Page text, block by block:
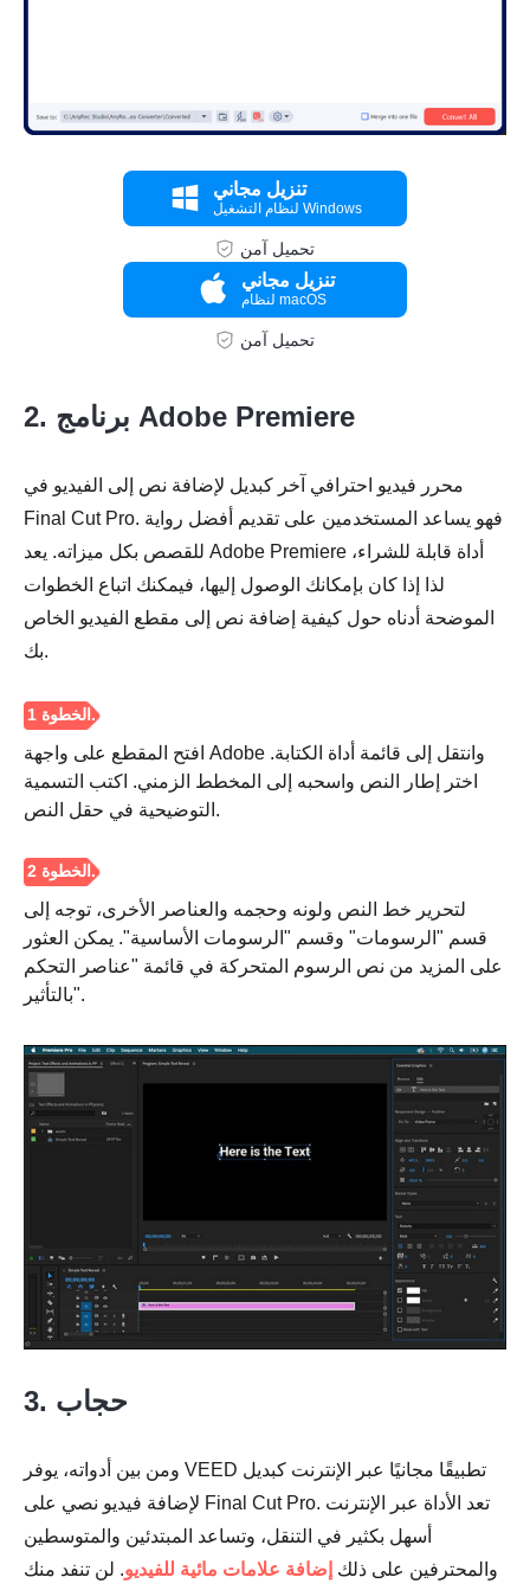
الخطوه 3.
تنزيل مجاني
لنظام التشغيل Windows
تحميل آمن
تنزيل مجاني
لنظام macOS
تحميل آمن
2. برنامج Adobe Premiere
محرر فيديو احترافي آخر كبديل لإضافة نص إلى الفيديو في
Final Cut Pro. فهو يساعد المستخدمين على تقديم أفضل رواية
للقصص بكل ميزاته. يعد Adobe Premiere أداة قابلة للشراء،
لذا إذا كان بإمكانك الوصول إليها، فيمكنك اتباع الخطوات
الموضحة أدناه حول كيفية إضافة نص إلى مقطع الفيديو الخاص
بك.
افتح المقطع على واجهة Adobe وانتقل إلى قائمة أداة الكتابة.
اختر إطار النص واسحبه إلى المخطط الزمني. اكتب التسمية
التوضيحية في حقل النص.
لتحرير خط النص ولونه وحجمه والعناصر الأخرى، توجه إلى
قسم "الرسومات" وقسم "الرسومات الأساسية". يمكن العثور
على المزيد من نص الرسوم المتحركة في قائمة "عناصر التحكم
بالتأثير".
3. حجاب
ومن بين أدواته، يوفر VEED تطبيقًا مجانيًا عبر الإنترنت كبديل
لإضافة فيديو نصي على Final Cut Pro. تعد الأداة عبر الإنترنت
أسهل بكثير في التنقل، وتساعد المبتدئين والمتوسطين
والمحترفين على ذلك إضافة علامات مائية للفيديو. لن تنفد منك